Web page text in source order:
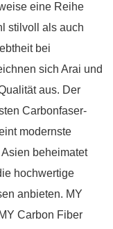
eine Reihe
stilvoll als auch
bei
sich Arai und
aus. Der
Carbonfaser-
modernste
beheimatet
hochwertige
anbieten. MY
Carbon Fiber